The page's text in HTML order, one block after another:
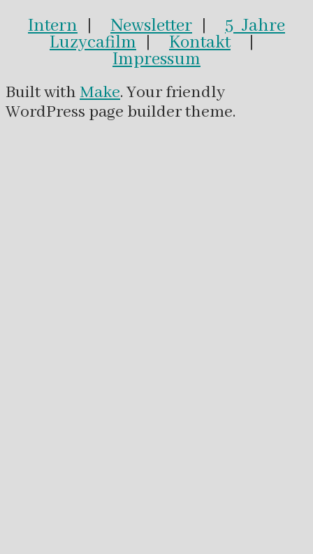
Intern | Newsletter | 5 Jahre
Luzycafilm | Kontakt|
Impressum
Built with Make. Your friendly
WordPress page builder theme.